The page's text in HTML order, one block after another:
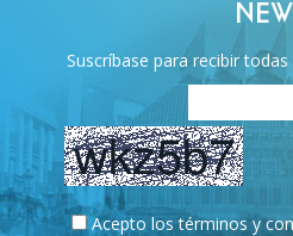
Suscríbase para recibir
Acepto los términos y